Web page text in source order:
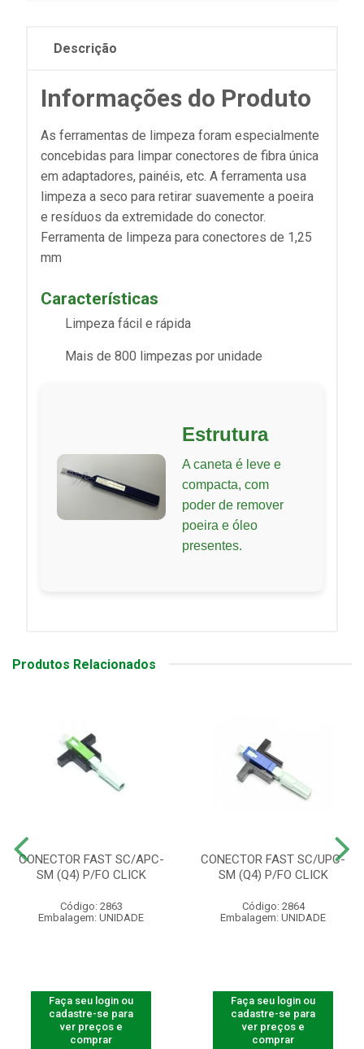
Descrição
Informações do Produto
As ferramentas de limpeza foram especialmente
concebidas para limpar conectores de fibra única
em adaptadores, painéis, etc. A ferramenta usa
limpeza a seco para retirar suavemente a poeira
e resíduos da extremidade do conector.
Ferramenta de limpeza para conectores de 1,25
mm
Características
Limpeza fácil e rápida
Mais de 800 limpezas por unidade
Estrutura
A caneta é leve e
compacta, com
poder de remover
poeira e óleo
presentes.
Produtos Relacionados
CONECTOR FAST SC/APC-
SM (Q4) P/FO CLICK
Código: 2863
Embalagem: UNIDADE
Faça seu login ou
cadastre-se para
ver preços e
comprar
CONECTOR FAST SC/UPC-
SM (Q4) P/FO CLICK
Código: 2864
Embalagem: UNIDADE
Faça seu login ou
cadastre-se para
ver preços e
comprar